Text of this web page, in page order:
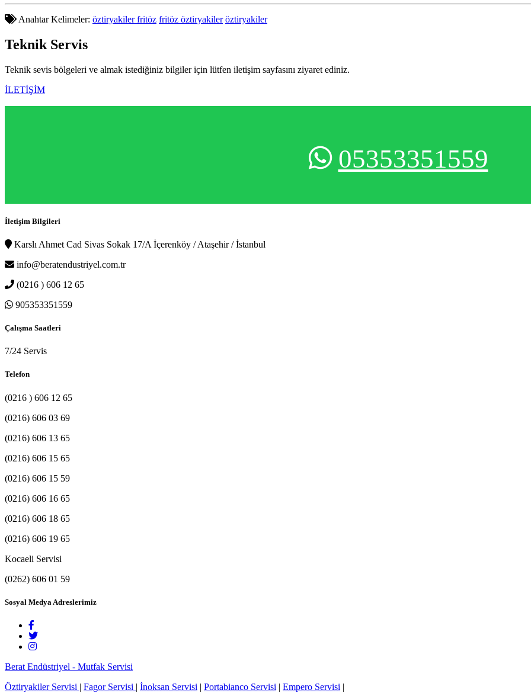
Anahtar Kelimeler: öztiryakiler fritöz fritöz öztiryakiler öztiryakiler
Teknik Servis
Teknik sevis bölgeleri ve almak istediğiniz bilgiler için lütfen iletişim sayfasını ziyaret ediniz.
İLETİŞİM
05353351559
İletişim Bilgileri
Karslı Ahmet Cad Sivas Sokak 17/A İçerenköy / Ataşehir / İstanbul
info@beratendustriyel.com.tr
(0216 ) 606 12 65
905353351559
Çalışma Saatleri
7/24 Servis
Telefon
(0216 ) 606 12 65
(0216) 606 03 69
(0216) 606 13 65
(0216) 606 15 65
(0216) 606 15 59
(0216) 606 16 65
(0216) 606 18 65
(0216) 606 19 65
Kocaeli Servisi
(0262) 606 01 59
Sosyal Medya Adreslerimiz
Berat Endüstriyel - Mutfak Servisi
Öztiryakiler Servisi | Fagor Servisi | İnoksan Servisi | Portabianco Servisi | Empero Servisi |